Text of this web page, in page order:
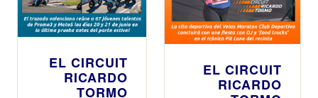
EL CIRCUIT
RICARDO
TORMO
EL CIRCUIT
RICARDO